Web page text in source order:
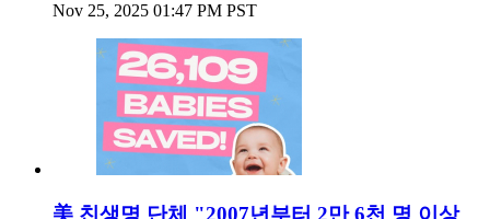
Nov 25, 2025 01:47 PM PST
美 친생명 단체 "2007년부터 2만 6천 명 이상